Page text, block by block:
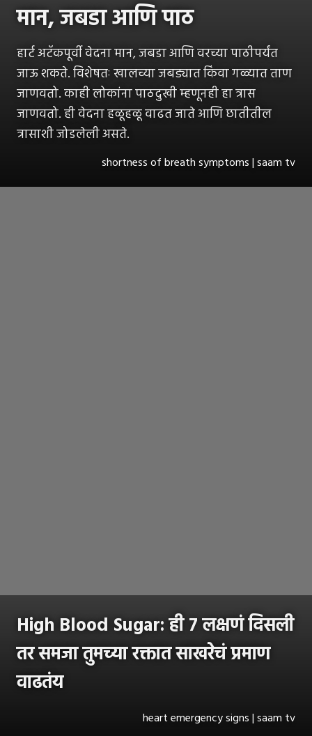
मान, जबडा आणि पाठ
हार्ट अटॅकपूर्वी वेदना मान, जबडा आणि वरच्या पाठीपर्यंत
जाऊ शकते. विशेषतः खालच्या जबड्यात किंवा गळ्यात ताण
जाणवतो. काही लोकांना पाठदुखी म्हणूनही हा त्रास
जाणवतो. ही वेदना हळूहळू वाढत जाते आणि छातीतील
त्रासाशी जोडलेली असते.
shortness of breath symptoms | saam tv
High Blood Sugar: ही ७ लक्षणं दिसली
तर समजा तुमच्या रक्तात साखरेचं प्रमाण
वाढतंय
heart emergency signs | saam tv